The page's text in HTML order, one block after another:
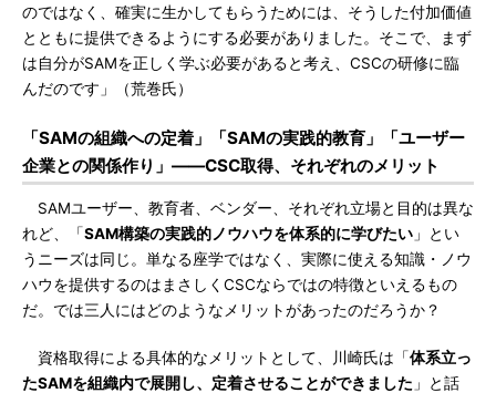
のではなく、確実に生かしてもらうためには、そうした付加価値
とともに提供できるようにする必要がありました。そこで、まず
は自分がSAMを正しく学ぶ必要があると考え、CSCの研修に臨
んだのです」（荒巻氏）
「SAMの組織への定着」「SAMの実践的教育」「ユーザー
企業との関係作り」――CSC取得、それぞれのメリット
SAMユーザー、教育者、ベンダー、それぞれ立場と目的は異な
れど、「SAM構築の実践的ノウハウを体系的に学びたい 」とい
うニーズは同じ。単なる座学ではなく、実際に使える知識・ノウ
ハウを提供するのはまさしくCSCならではの特徴といえるもの
だ。では三人にはどのようなメリットがあったのだろうか？
資格取得による具体的なメリットとして、川崎氏は「体系立っ
たSAMを組織内で展開し、定着させることができました 」と話